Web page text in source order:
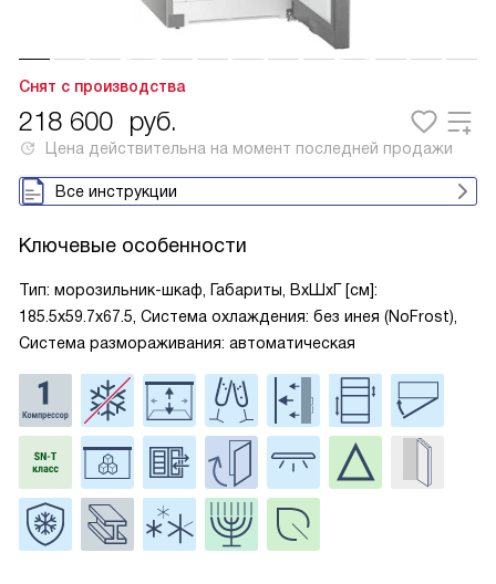
Снят с производства
218 600 руб.
Цена действительна на момент последней продажи
Все инструкции
Ключевые особенности
Тип: морозильник-шкаф, Габариты, ВxШxГ [см]:
185.5х59.7х67.5, Система охлаждения: без инея (NoFrost),
Система размораживания: автоматическая